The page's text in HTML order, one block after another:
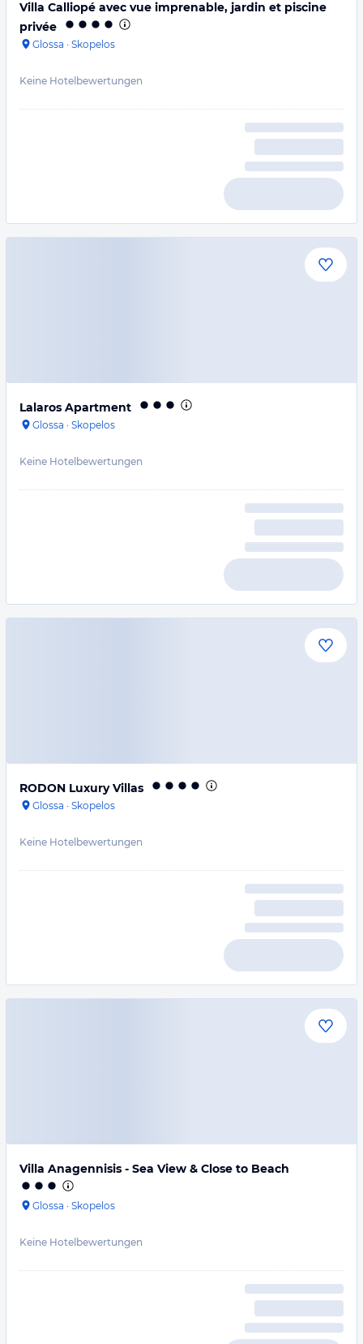
Villa Calliopé avec vue imprenable, jardin et piscine
privée
Glossa · Skopelos
Keine Hotelbewertungen
Lalaros Apartment
Glossa · Skopelos
Keine Hotelbewertungen
RODON Luxury Villas
Glossa · Skopelos
Keine Hotelbewertungen
Villa Anagennisis - Sea View & Close to Beach
Glossa · Skopelos
Keine Hotelbewertungen